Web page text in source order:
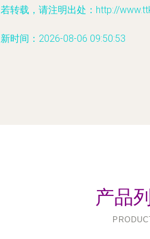
转载，请注明出处：http://
时间：2026-08-06 09:50:53
产品